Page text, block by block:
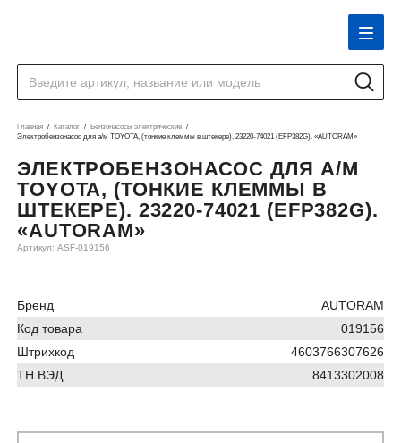
Главная Каталог
Бензонасосы электрические
Электробензонасос для а/м TOYOTA, (тонкие клеммы в штекере). 23220-74021 (EFP382G). «AUTORAM»
ЭЛЕКТРОБЕНЗОНАСОС ДЛЯ А/М
TOYOTA, (ТОНКИЕ КЛЕММЫ В
ШТЕКЕРЕ). 23220-74021 (EFP382G).
«AUTORAM»
Артикул: ASF-019156
Бренд
AUTORAM
Код товара
019156
Штрихкод
4603766307626
ТН ВЭД
8413302008